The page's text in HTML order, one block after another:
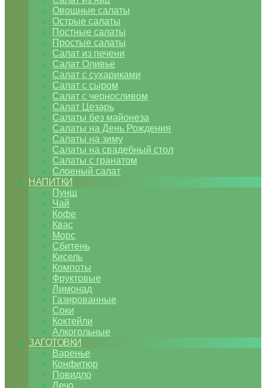
Овощные салаты
Острые салаты
Постные салаты
Простые салаты
Салат из печени
Салат Оливье
Салат с сухариками
Салат с сыром
Салат с черносливом
Салат Цезарь
Салаты без майонеза
Салаты на День Рождения
Салаты на зиму
Салаты на свадебный стол
Салаты с гранатом
Слоеный салат
НАПИТКИ
Пунш
Чай
Кофе
Квас
Морс
Сбитень
Кисель
Компоты
Фруктовые
Лимонад
Газированные
Соки
Коктейли
Алкогольные
ЗАГОТОВКИ
Варенье
Конфитюр
Повидло
Лечо